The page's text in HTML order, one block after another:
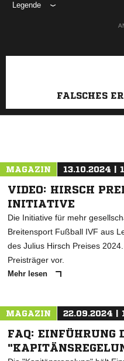
Legende
FALSCHES
MAGAZIN 13.10.2024 |
VIDEO: HIRSCH
INITIATIVE
Die Initiative für mehr
Breitensport Fußball IVF aus
des Julius Hirsch Preises
Preisträger vor.
Mehr lesen
MAGAZIN 22.09.2024 |
FAQ: EINFÜHRUNG